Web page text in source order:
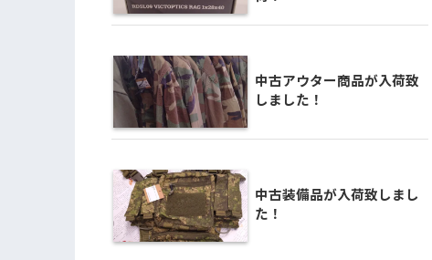
中古アウター商品が入荷致
しました！
中古装備品が入荷致しまし
た！